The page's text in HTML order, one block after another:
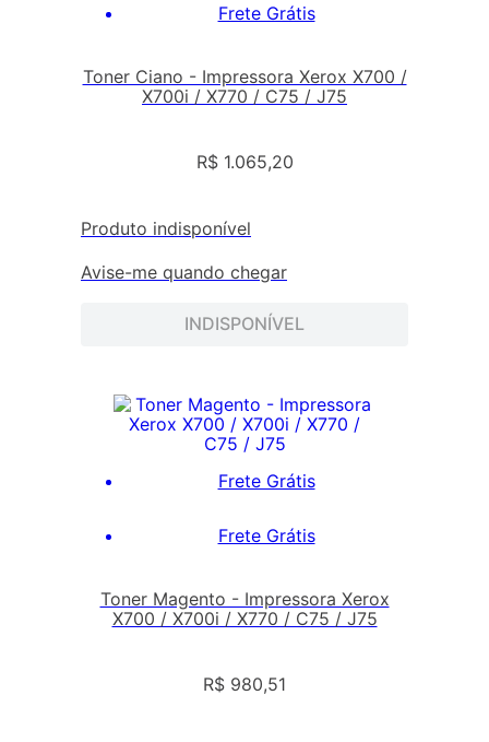
Frete Grátis
Toner Ciano - Impressora Xerox X700 /
X700i / X770 / C75 / J75
R$ 1.065,20
Produto indisponível
Avise-me quando chegar
INDISPONÍVEL
Frete Grátis
Frete Grátis
Toner Magento - Impressora Xerox
X700 / X700i / X770 / C75 / J75
R$ 980,51